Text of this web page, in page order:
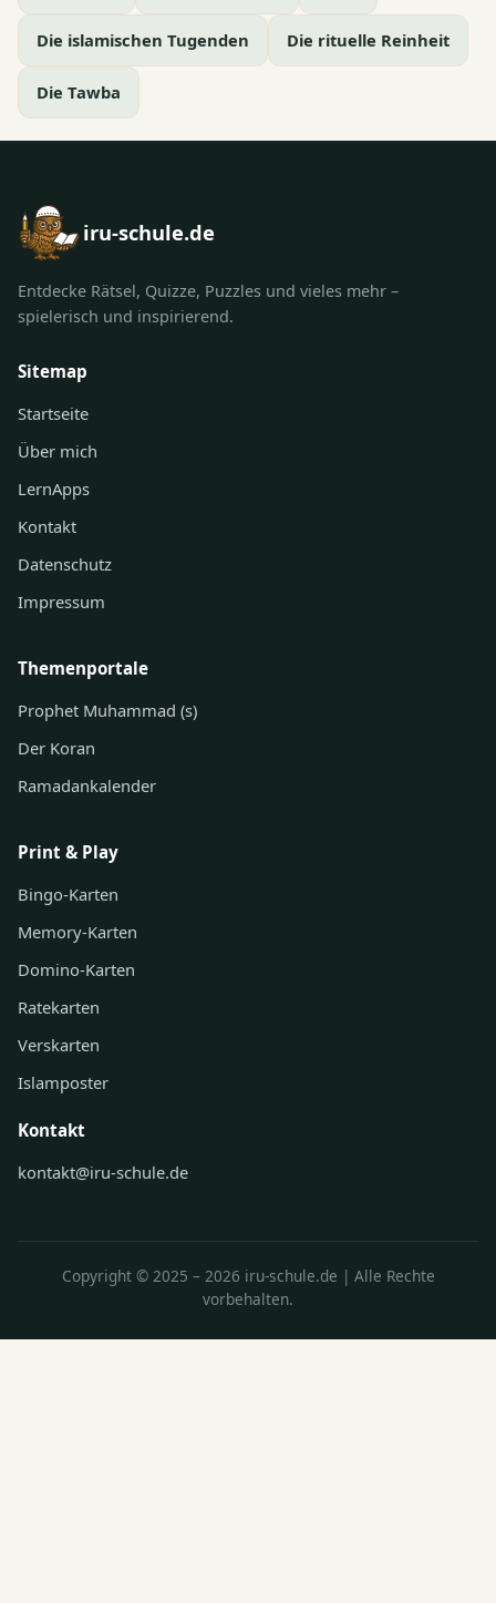
Die islamischen Tugenden Die rituelle Reinheit
Die Tawba
iru-schule.de
Entdecke Rätsel, Quizze, Puzzles und vieles mehr –
spielerisch und inspirierend.
Sitemap
Startseite
Über mich
LernApps
Kontakt
Datenschutz
Impressum
Themenportale
Prophet Muhammad (s)
Der Koran
Ramadankalender
Print & Play
Bingo-Karten
Memory-Karten
Domino-Karten
Ratekarten
Verskarten
Islamposter
Kontakt
kontakt@iru-schule.de
Copyright © 2025 – 2026 iru-schule.de | Alle Rechte
vorbehalten.